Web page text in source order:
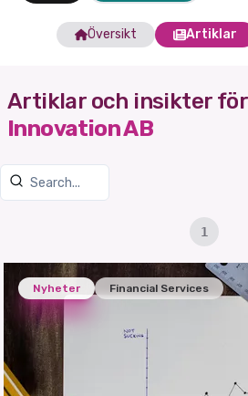
Översikt Artiklar
Artiklar och insikter för
Innovation AB
1
Nyheter Financial Services